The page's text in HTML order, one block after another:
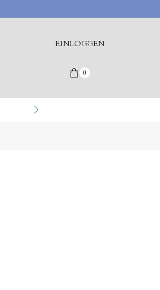
EINLOGGEN
0